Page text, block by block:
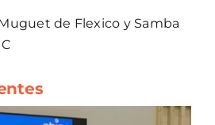
de Flexico y Samba